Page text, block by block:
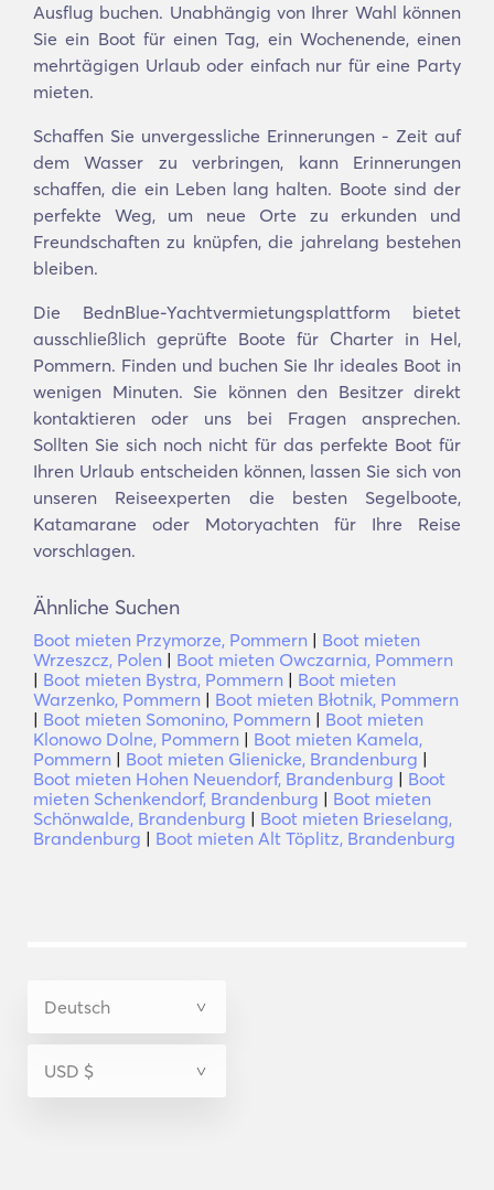
Ausflug buchen. Unabhängig von Ihrer Wahl können
Sie ein Boot für einen Tag, ein Wochenende, einen
mehrtägigen Urlaub oder einfach nur für eine Party
mieten.
Schaffen Sie unvergessliche Erinnerungen - Zeit auf
dem Wasser zu verbringen, kann Erinnerungen
schaffen, die ein Leben lang halten. Boote sind der
perfekte Weg, um neue Orte zu erkunden und
Freundschaften zu knüpfen, die jahrelang bestehen
bleiben.
Die BednBlue-Yachtvermietungsplattform bietet
ausschließlich geprüfte Boote für Charter in Hel,
Pommern. Finden und buchen Sie Ihr ideales Boot in
wenigen Minuten. Sie können den Besitzer direkt
kontaktieren oder uns bei Fragen ansprechen.
Sollten Sie sich noch nicht für das perfekte Boot für
Ihren Urlaub entscheiden können, lassen Sie sich von
unseren Reiseexperten die besten Segelboote,
Katamarane oder Motoryachten für Ihre Reise
vorschlagen.
Ähnliche Suchen
Boot mieten Przymorze, Pommern | Boot mieten
Wrzeszcz, Polen | Boot mieten Owczarnia, Pommern
| Boot mieten Bystra, Pommern | Boot mieten
Warzenko, Pommern | Boot mieten Błotnik, Pommern
| Boot mieten Somonino, Pommern | Boot mieten
Klonowo Dolne, Pommern | Boot mieten Kamela,
Pommern | Boot mieten Glienicke, Brandenburg |
Boot mieten Hohen Neuendorf, Brandenburg | Boot
mieten Schenkendorf, Brandenburg | Boot mieten
Schönwalde, Brandenburg | Boot mieten Brieselang,
Brandenburg | Boot mieten Alt Töplitz, Brandenburg